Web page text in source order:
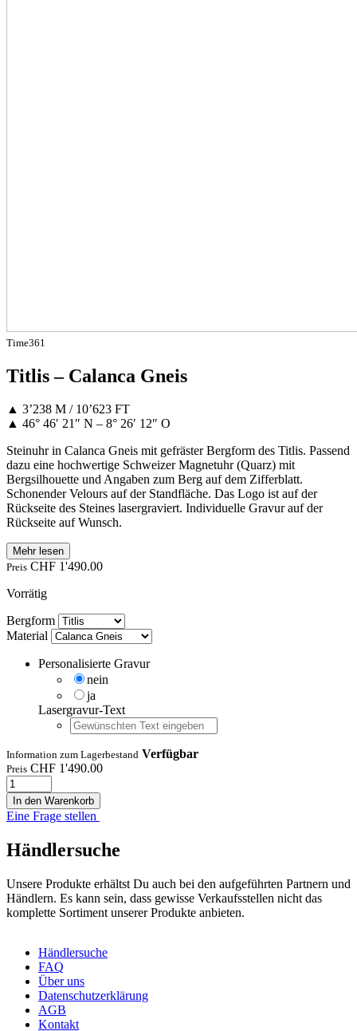
Time361
Titlis – Calanca Gneis
▲ 3’238 M / 10’623 FT
▲ 46° 46′ 21″ N – 8° 26′ 12″ O
Steinuhr in Calanca Gneis mit gefräster Bergform des Titlis. Passend
dazu eine hochwertige Schweizer Magnetuhr (Quarz) mit
Bergsilhouette und Angaben zum Berg auf dem Zifferblatt.
Schonender Velours auf der Standfläche. Das Logo ist auf der
Rückseite des Steines lasergraviert. Individuelle Gravur auf der
Rückseite auf Wunsch.
Mehr lesen
Preis CHF 1'490.00
Vorrätig
Bergform
Material
Personalisierte Gravur
nein
ja
Lasergravur-Text
Information zum Lagerbestand Verfügbar
Preis CHF 1'490.00
In den Warenkorb
Eine Frage stellen
Händlersuche
Unsere Produkte erhältst Du auch bei den aufgeführten Partnern und
Händlern. Es kann sein, dass gewisse Verkaufsstellen nicht das
komplette Sortiment unserer Produkte anbieten.
Händlersuche
FAQ
Über uns
Datenschutzerklärung
AGB
Kontakt